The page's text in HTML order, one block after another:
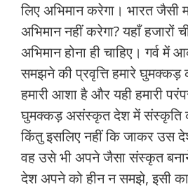
लिए अभिमान करेगा। भारत जैसी
अभिमान नहीं करेगा? यहाँ हजारों
अभिमान होना ही चाहिए। गर्व
समझने की प्रवृत्ति हमारे घुमक्कड़
हमारी आशा है और यही हमारी
घुमक्कड़ असंस्‍कृत देश में संस्‍कृति
किंतु इसलिए नहीं कि जाकर उस
वह उसे भी अपने जैसा संस्कृत
देश अपने को हीन न समझे, इसी